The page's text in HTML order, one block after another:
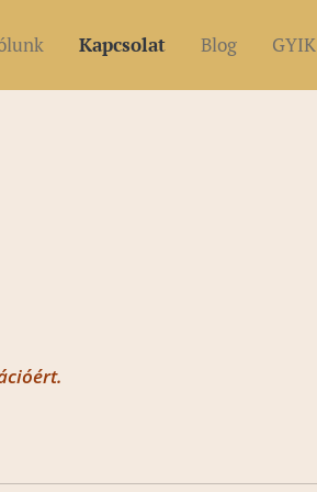
Kapcsolat Blog GYIK